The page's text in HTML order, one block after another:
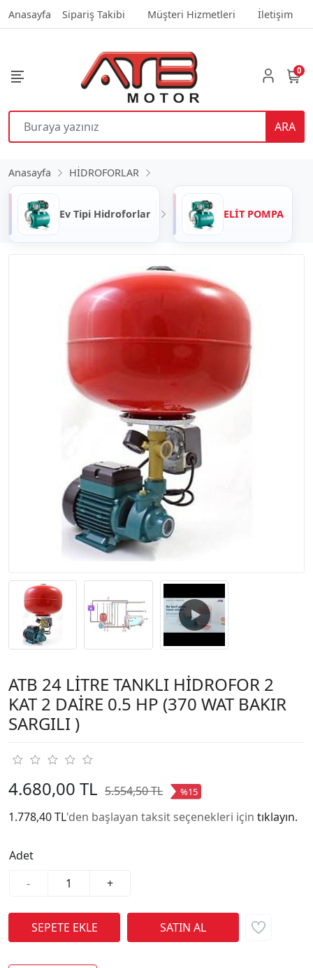
Anasayfa Sipariş Takibi Müşteri Hizmetleri İletişim
ARA
0
Anasayfa HİDROFORLAR
Ev Tipi Hidroforlar ELİT POMPA
ATB 24 LİTRE TANKLI HİDROFOR 2
KAT 2 DAİRE 0.5 HP (370 WAT BAKIR
SARGILI )
4.680,00 TL 5.554,50 TL %15
1.778,40 TL'den başlayan taksit seçenekleri için tıklayın.
Adet
-
+